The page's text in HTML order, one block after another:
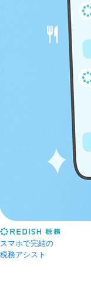
スマホで完結の
税務アシスト